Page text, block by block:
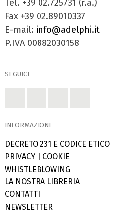
Tel. +39 02.725731 (r.a.)
Fax +39 02.89010337
E-mail: info@adelphi.it
P.IVA 00882030158
SEGUICI
INFORMAZIONI
DECRETO 231 E CODICE ETICO
PRIVACY
COOKIE
WHISTLEBLOWING
LA NOSTRA LIBRERIA
CONTATTI
NEWSLETTER